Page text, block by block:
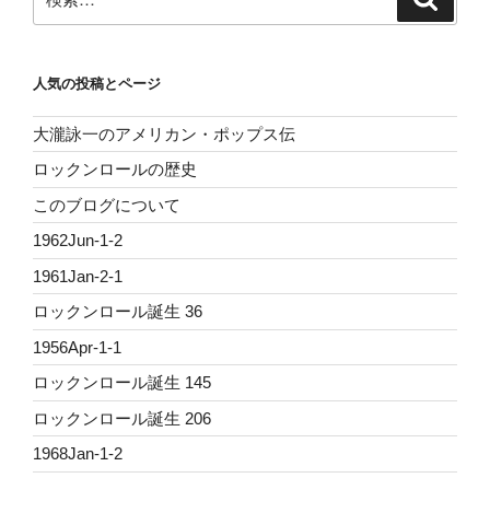
索:
人気の投稿とページ
大瀧詠一のアメリカン・ポップス伝
ロックンロールの歴史
このブログについて
1962Jun-1-2
1961Jan-2-1
ロックンロール誕生 36
1956Apr-1-1
ロックンロール誕生 145
ロックンロール誕生 206
1968Jan-1-2